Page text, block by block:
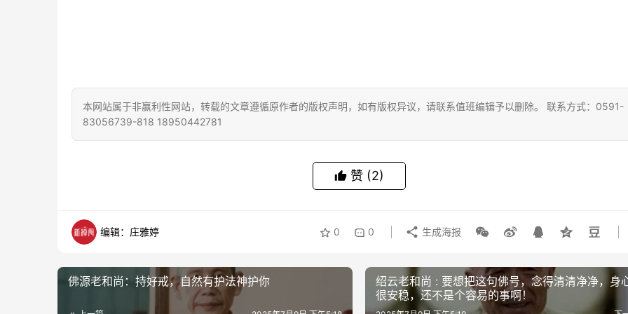
本网站属于非赢利性网站，转载的文章遵循原作者的版权声明，如有版权异议，请联系值班编辑予以删除。 联系方式：0591-
83056739-818 18950442781
赞 (2)
编辑：庄雅婷 0 0 生成海报
佛源老和尚：持好戒，自然有护法神护你
绍云老和尚 : 要想把这句佛号，念得清清净净，身
很安稳，还不是个容易的事啊！